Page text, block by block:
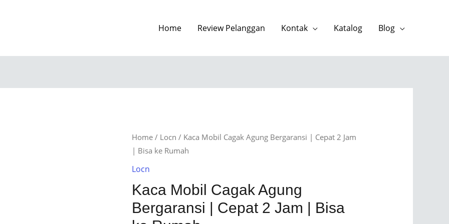
Home Review Pelanggan Kontak Katalog Blog
Home / Locn / Kaca Mobil Cagak Agung Bergaransi | Cepat 2 Jam
| Bisa ke Rumah
Locn
Kaca Mobil Cagak Agung
Bergaransi | Cepat 2 Jam | Bisa